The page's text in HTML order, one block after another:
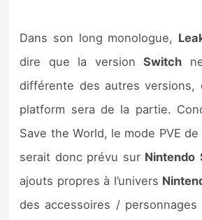
Dans son long monologue,
dire que la versionSwitch
différente des autres
platform sera de la partie.
Save the World, le mode PVE de
serait donc prévu sur Nintendo
ajouts propres à l’univers
des accessoires / personnages